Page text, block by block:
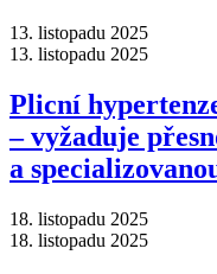
13. listopadu 2025
13. listopadu 2025
Plicní
–⁠ vyžaduje
a
18. listopadu 2025
18. listopadu 2025